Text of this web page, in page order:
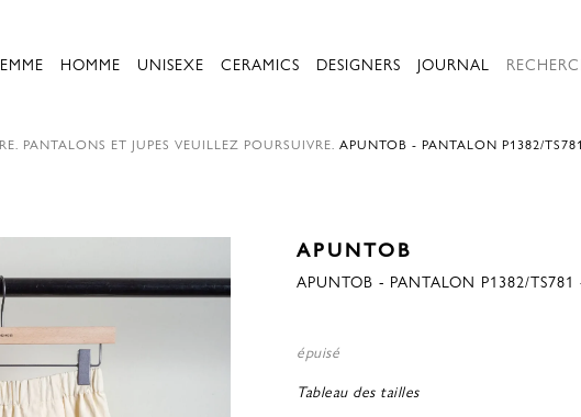
HOMME UNISEXE CERAMICS DESIGNERS JOURNAL
PANTALONS ET JUPES VEUILLEZ POURSUIVRE. APUNTOB - PANTALON P1382/
APUNTOB
APUNTOB - PANTALON P1382/TS781
épuisé
Tableau des tailles